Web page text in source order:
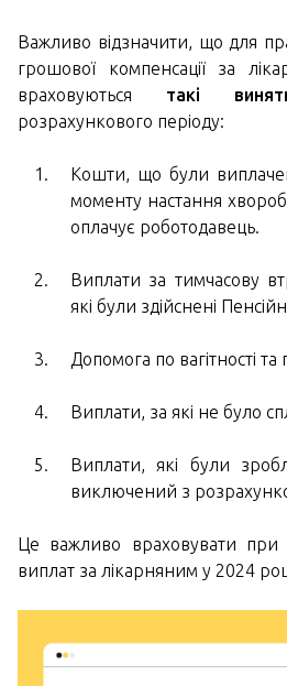
Важливо відзначити, що для
грошової компенсації за
враховуються такі
розрахункового періоду:
Кошти, що були
моменту настання
оплачує роботодавець.
Виплати за тимчасову
які були здійснені
Допомога по вагітності та
Виплати, за які не було
Виплати, які були
виключений з
Це важливо враховувати при
виплат за лікарняним у 2024